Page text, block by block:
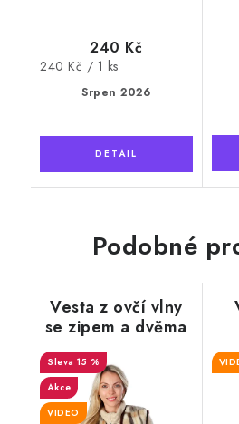
Srpen 2026
240 Kč
Měrná
240 Kč / 1 ks
Podobné
Vesta z ovčí vlny
se zipem a dvěma
kapsami,
kostkovaná
15 %
Akce
VIDEO